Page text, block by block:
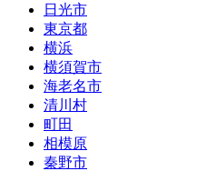
日光市
東京都
横浜
横須賀市
海老名市
清川村
町田
相模原
秦野市